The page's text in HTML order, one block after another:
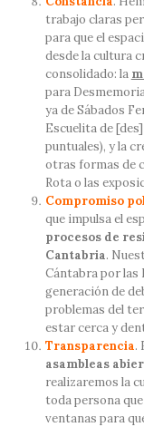
trabajo claras
para que el
desde la cultura
consolidado: la
para
ya de Sábados
Escuelita de
puntuales), y la
otras formas de
Rota o las
Compromiso
que impulsa el
procesos de
Cantabria.
Cántabra por las
generación de
problemas del
estar cerca y
Transparencia.
asambleas
realizaremos la
toda persona
ventanas para